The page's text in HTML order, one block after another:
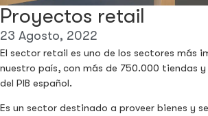
Proyectos retail
23 Agosto, 2022
El sector retail es uno de los sectores más
nuestro país, con más de 750.000 tiendas
del PIB español.
Es un sector destinado a proveer bienes y